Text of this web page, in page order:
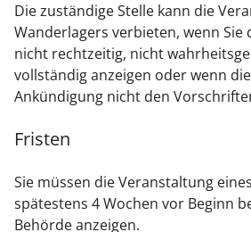
Die zuständige Stelle kann die
Wanderlagers verbieten, wenn Sie
nicht rechtzeitig, nicht
vollständig anzeigen oder wenn
Ankündigung nicht den
Fristen
Sie müssen die Veranstaltung
spätestens 4 Wochen vor Beginn
Behörde anzeigen.